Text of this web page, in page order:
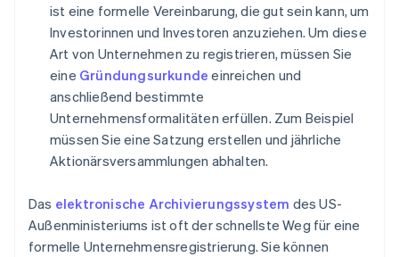
ist eine formelle Vereinbarung, die gut sein kann, um
Investorinnen und Investoren anzuziehen. Um diese
Art von Unternehmen zu registrieren, müssen Sie
eine Gründungsurkunde einreichen und
anschließend bestimmte
Unternehmensformalitäten erfüllen. Zum Beispiel
müssen Sie eine Satzung erstellen und jährliche
Aktionärsversammlungen abhalten.
Das elektronische Archivierungssystem des US-
Außenministeriums ist oft der schnellste Weg für eine
formelle Unternehmensregistrierung. Sie können